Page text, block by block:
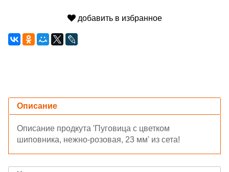
добавить в избранное
Описание
Описание продкута 'Пуговица с цветком
шиповника, нежно-розовая, 23 мм' из сета!